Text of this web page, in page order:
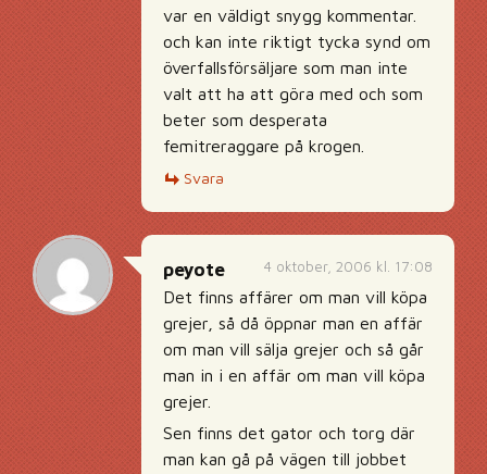
var en väldigt snygg kommentar.
och kan inte riktigt tycka synd om
överfallsförsäljare som man inte
valt att ha att göra med och som
beter som desperata
femitreraggare på krogen.
Svara
4 oktober, 2006 kl. 17:08
peyote
Det finns affärer om man vill köpa
grejer, så då öppnar man en affär
om man vill sälja grejer och så går
man in i en affär om man vill köpa
grejer.
Sen finns det gator och torg där
man kan gå på vägen till jobbet